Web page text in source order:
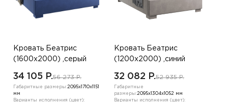
Кровать Беатрис
(1600х2000) ,серый
34 105 P.56 273 P.
Габаритные размеры:2095х1710х1151
мм
Варианты исполнения (цвет):
Кровать Беатрис
(1200х2000) ,синий
32 082 P.52 935 P.
Габаритные
размеры:2095х1304х1052 мм
Варианты исполнения (цвет):